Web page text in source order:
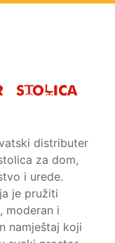
distributer
za dom,
i urede.
je pružiti
moderan i
namještaj koji